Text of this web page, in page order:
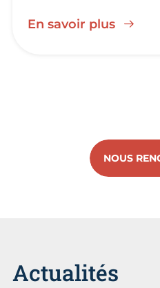
En savoir plus
NOUS
Actualités